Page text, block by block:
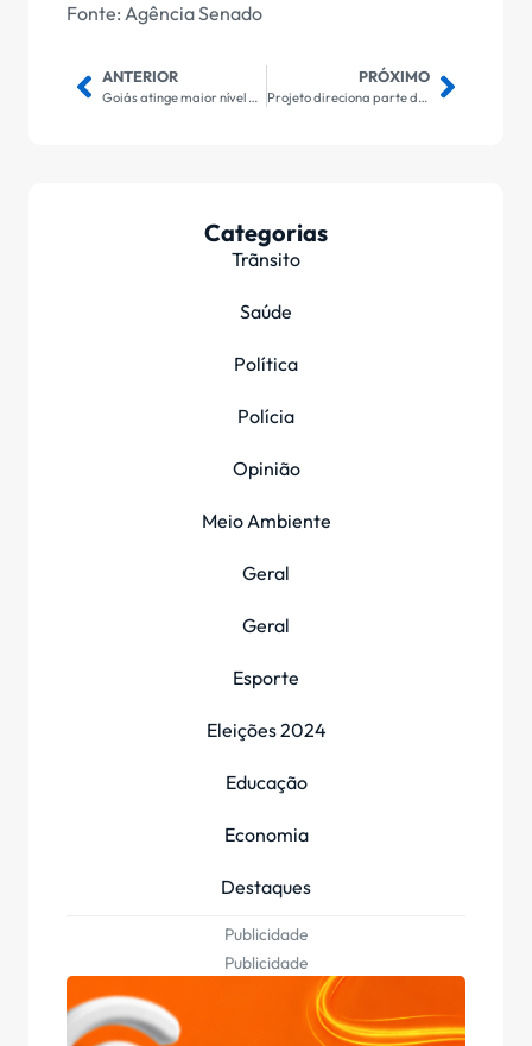
Fonte: Agência Senado
ANTERIOR
Goiás atinge maior nível de produção industrial da história
PRÓXIMO
Projeto direciona parte do auxílio-reclusão para a vítima de crime
Categorias
Trãnsito
Saúde
Política
Polícia
Opinião
Meio Ambiente
Geral
Geral
Esporte
Eleições 2024
Educação
Economia
Destaques
Publicidade
Publicidade